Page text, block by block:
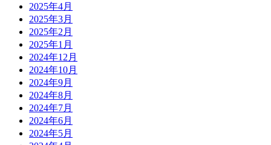
2025年4月
2025年3月
2025年2月
2025年1月
2024年12月
2024年10月
2024年9月
2024年8月
2024年7月
2024年6月
2024年5月